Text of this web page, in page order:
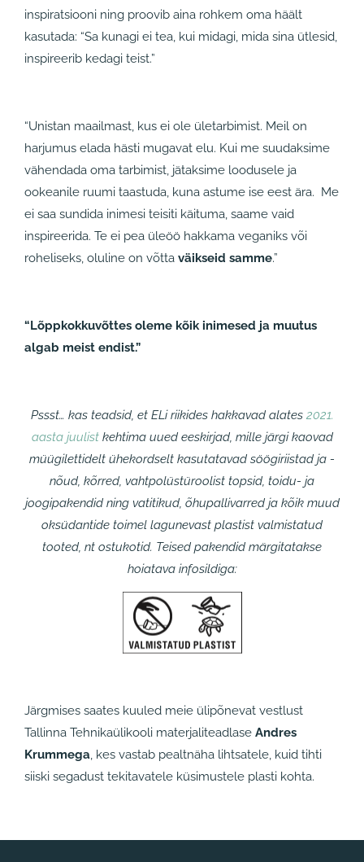
inspiratsiooni ning proovib aina rohkem oma häält
kasutada: “Sa kunagi ei tea, kui midagi, mida sina ütlesid,
inspireerib kedagi teist.”
“Unistan maailmast, kus ei ole ületarbimist. Meil on
harjumus elada hästi mugavat elu. Kui me suudaksime
vähendada oma tarbimist, jätaksime loodusele ja
ookeanile ruumi taastuda, kuna astume ise eest ära. Me
ei saa sundida inimesi teisiti käituma, saame vaid
inspireerida. Te ei pea üleöö hakkama veganiks või
roheliseks, oluline on võtta väikseid samme.”
“Lõppkokkuvõttes oleme kõik inimesed ja muutus
algab meist endist.”
Pssst… kas teadsid, et ELi riikides hakkavad alates2021.
aasta juulistkehtima uued eeskirjad, mille järgi kaovad
müügilettidelt ühekordselt kasutatavad söögiriistad ja -
nõud, kõrred, vahtpolüstüroolist topsid, toidu- ja
joogipakendid ning vatitikud, õhupallivarred ja kõik muud
oksüdantide toimel lagunevast plastist valmistatud
tooted, nt ostukotid. Teised pakendid märgitatakse
hoiatava infosildiga:
Järgmises saates kuuled meie ülipõnevat vestlust
Tallinna Tehnikaülikooli materjaliteadlase Andres
Krummega , kes vastab pealtnäha lihtsatele, kuid tihti
siiski segadust tekitavatele küsimustele plasti kohta.